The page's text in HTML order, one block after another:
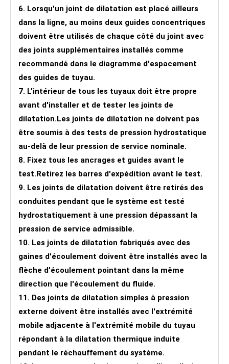
6. Lorsqu'un joint de dilatation est placé ailleurs
dans la ligne, au moins deux guides concentriques
doivent être utilisés de chaque côté du joint avec
des joints supplémentaires installés comme
recommandé dans le diagramme d'espacement
des guides de tuyau.
7. L'intérieur de tous les tuyaux doit être propre
avant d'installer et de tester les joints de
dilatation.Les joints de dilatation ne doivent pas
être soumis à des tests de pression hydrostatique
au-delà de leur pression de service nominale.
8. Fixez tous les ancrages et guides avant le
test.Retirez les barres d'expédition avant le test.
9. Les joints de dilatation doivent être retirés des
conduites pendant que le système est testé
hydrostatiquement à une pression dépassant la
pression de service admissible.
10. Les joints de dilatation fabriqués avec des
gaines d'écoulement doivent être installés avec la
flèche d'écoulement pointant dans la même
direction que l'écoulement du fluide.
11. Des joints de dilatation simples à pression
externe doivent être installés avec l'extrémité
mobile adjacente à l'extrémité mobile du tuyau
répondant à la dilatation thermique induite
pendant le réchauffement du système.